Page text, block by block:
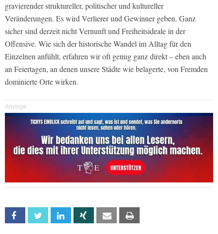
gravierender struktureller, politischer und kultureller
Veränderungen. Es wird Verlierer und Gewinner geben. Ganz
sicher sind derzeit nicht Vernunft und Freiheitsideale in der
Offensive. Wie sich der historische Wandel im Alltag für den
Einzelnen anfühlt, erfahren wir oft genug ganz direkt – eben auch
an Feiertagen, an denen unsere Städte wie belagerte, von Fremden
dominierte Orte wirken.
Anzeige
Facebook Twitter Linkedin Xing Email